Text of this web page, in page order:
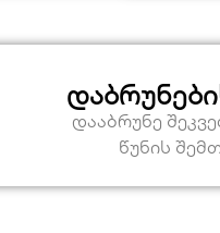
დააბრუნე
წუნის